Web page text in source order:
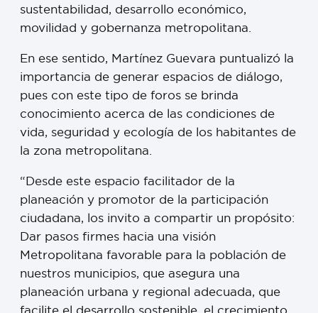
sustentabilidad, desarrollo económico,
movilidad y gobernanza metropolitana.
En ese sentido, Martínez Guevara puntualizó la
importancia de generar espacios de diálogo,
pues con este tipo de foros se brinda
conocimiento acerca de las condiciones de
vida, seguridad y ecología de los habitantes de
la zona metropolitana.
“Desde este espacio facilitador de la
planeación y promotor de la participación
ciudadana, los invito a compartir un propósito:
Dar pasos firmes hacia una visión
Metropolitana favorable para la población de
nuestros municipios, que asegura una
planeación urbana y regional adecuada, que
facilite el desarrollo sostenible, el crecimiento